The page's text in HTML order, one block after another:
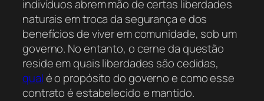
indivíduos abrem mão de certas liberdades
naturais em troca da segurança e dos
benefícios de viver em comunidade, sob um
governo. No entanto, o cerne da questão
reside em quais liberdades são cedidas,
qualé o propósito do governo e como esse
contrato é estabelecido e mantido.